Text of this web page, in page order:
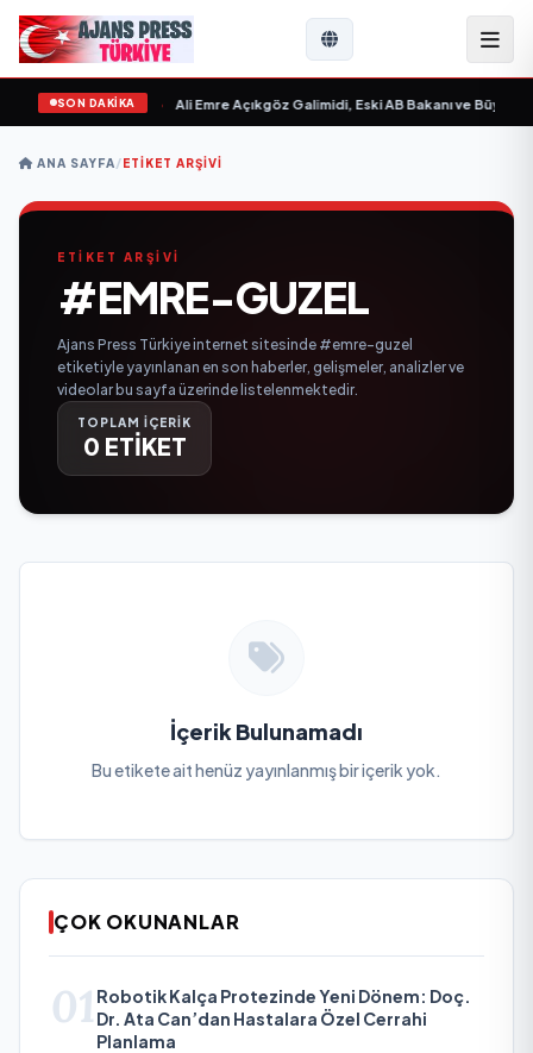
SON DAKİKA
“ yayımlandı Ali Emre Açıkgöz Galimidi, Eski AB Bakanı ve
ANA SAYFA/ETIKET ARŞIVI
ETİKET ARŞİVİ
#EMRE-GUZEL
Ajans Press Türkiye internet sitesinde #emre-guzel
etiketiyle yayınlanan en son haberler, gelişmeler, analizler ve
videolar bu sayfa üzerinde listelenmektedir.
TOPLAM İÇERİK
0 ETİKET
İçerik Bulunamadı
Bu etikete ait henüz yayınlanmış bir içerik yok.
ÇOK OKUNANLAR
01 Robotik Kalça Protezinde Yeni Dönem: Doç.
Dr. Ata Can’dan Hastalara Özel Cerrahi
Planlama